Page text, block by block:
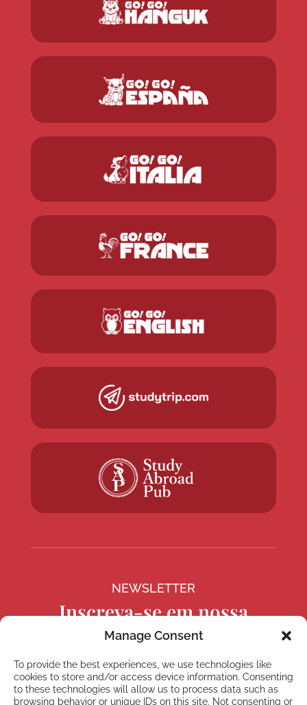
Manage Consent
To provide the best experiences, we use technologies like
cookies to store and/or access device information. Consenting
to these technologies will allow us to process data such as
browsing behavior or unique IDs on this site. Not consenting or
NEWSLETTER
Inscreva-se em nossa
newsletter